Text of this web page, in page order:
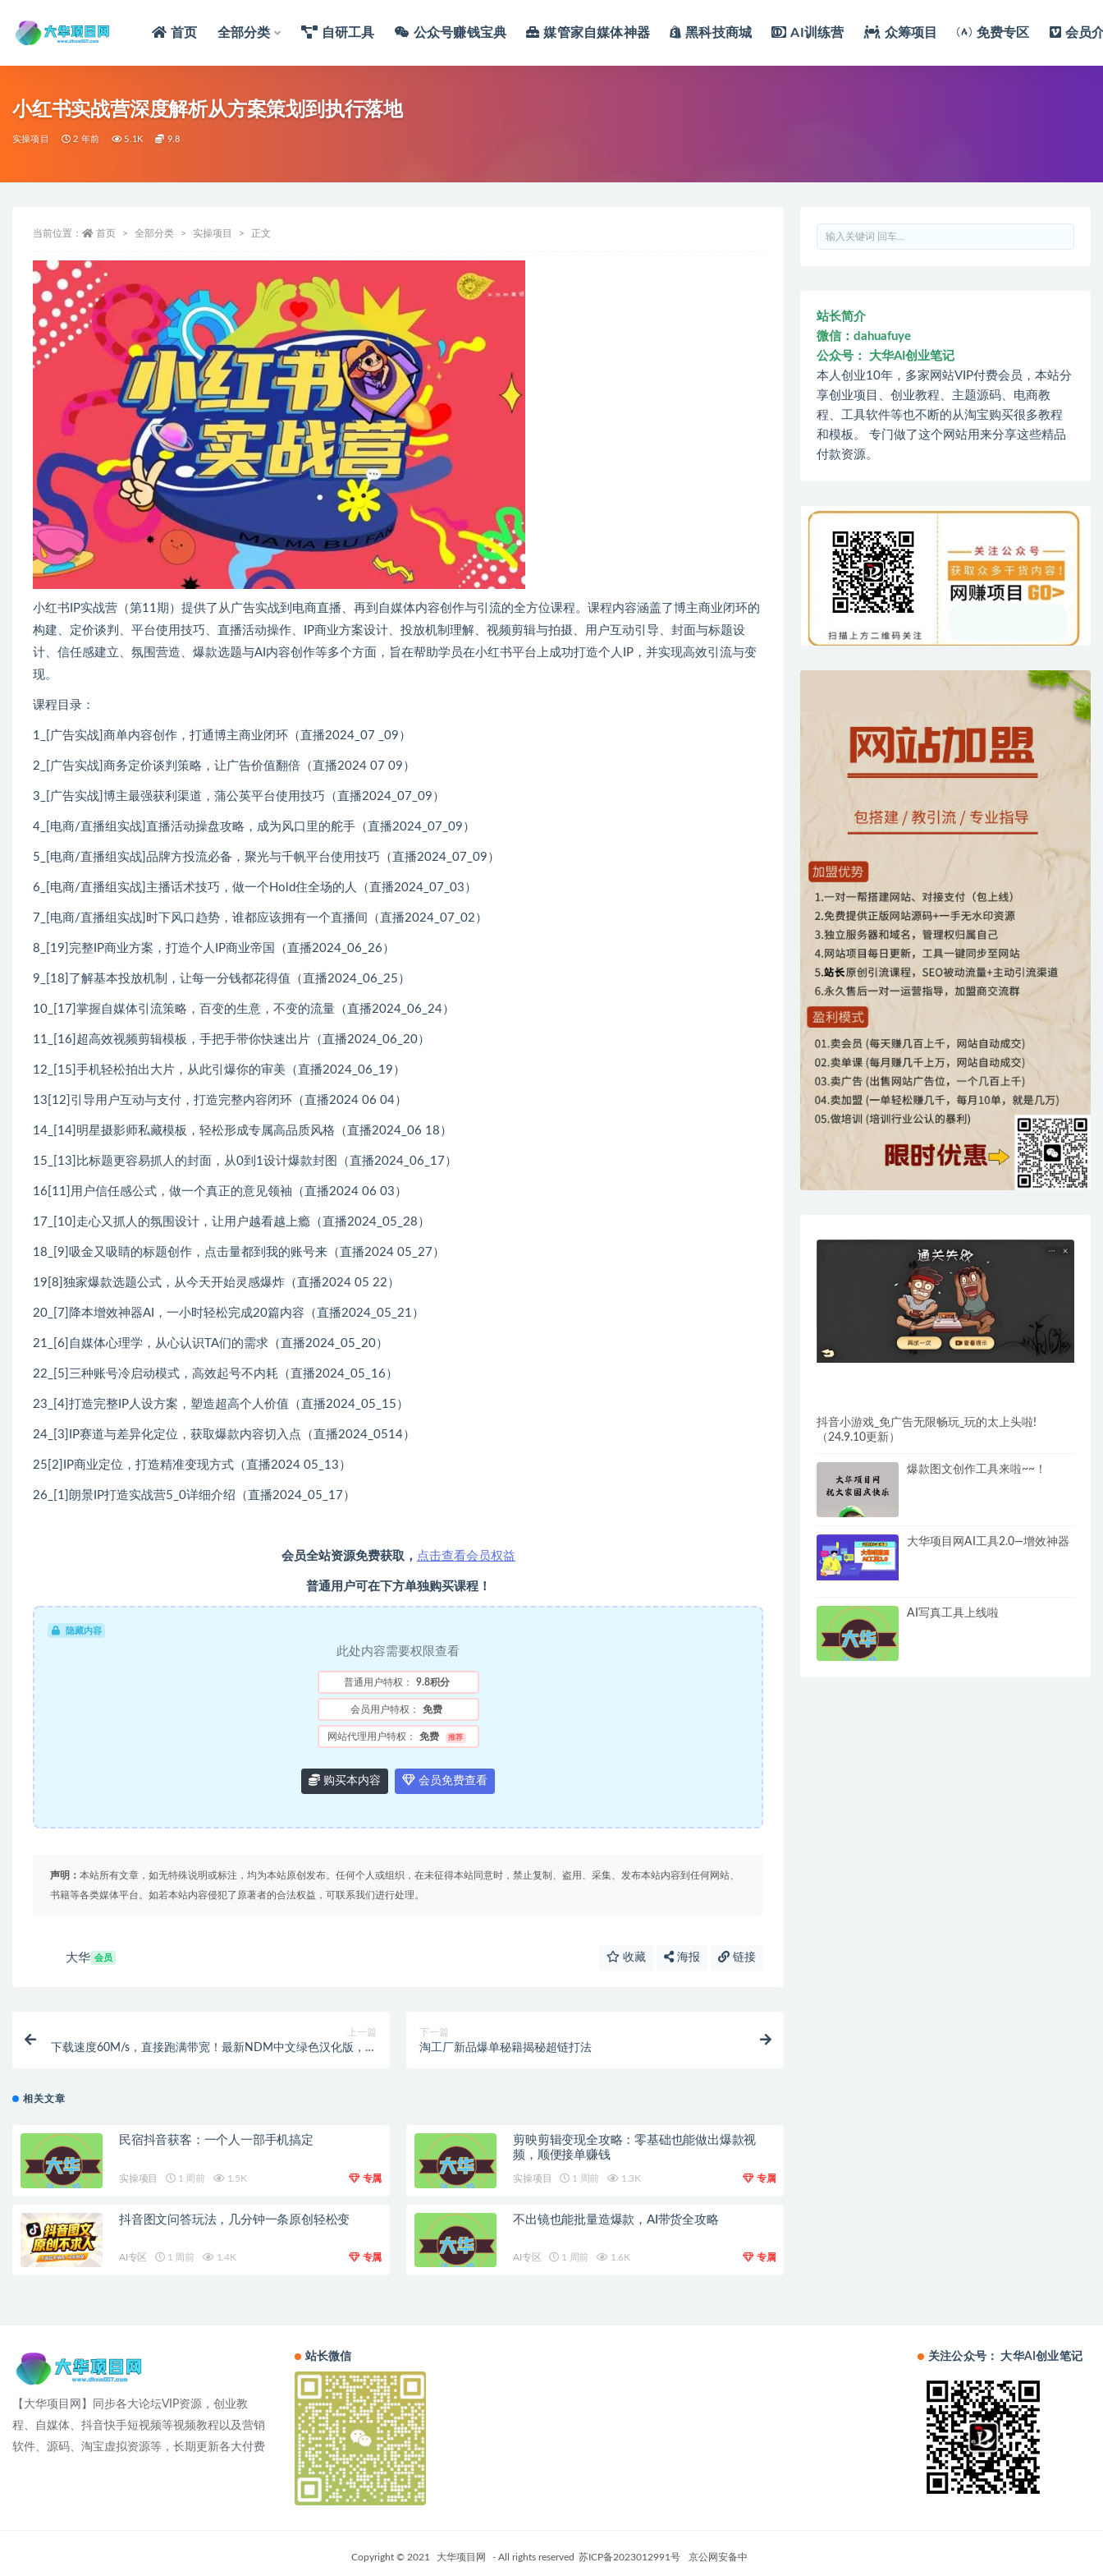
首页 全部分类 自研工具 公众号赚钱宝典 媒管家自媒体神器 黑科技商城 AI训练营 众筹项目 免费专区 会员
小红书实战营深度解析从方案策划到执行落地
实操项目 2 年前 5.1K 9.8
当前位置： 首页 全部分类 实操项目 正文
小红书IP实战营（第11期）提供了从广告实战到电商直播、再到自媒体内容创作与引流的全方位课程。课程内容涵盖了博主商业闭环的
构建、定价谈判、平台使用技巧、直播活动操作、IP商业方案设计、投放机制理解、视频剪辑与拍摄、用户互动引导、封面与标题设
计、信任感建立、氛围营造、爆款选题与AI内容创作等多个方面，旨在帮助学员在小红书平台上成功打造个人IP，并实现高效引流与变
现。
课程目录：
1_[广告实战]商单内容创作，打通博主商业闭环（直播2024_07 _09）
2_[广告实战]商务定价谈判策略，让广告价值翻倍（直播2024 07 09）
3_[广告实战]博主最强获利渠道，蒲公英平台使用技巧（直播2024_07_09）
4_[电商/直播组实战]直播活动操盘攻略，成为风口里的舵手（直播2024_07_09）
5_[电商/直播组实战]品牌方投流必备，聚光与千帆平台使用技巧（直播2024_07_09）
6_[电商/直播组实战]主播话术技巧，做一个Hold住全场的人（直播2024_07_03）
7_[电商/直播组实战]时下风口趋势，谁都应该拥有一个直播间（直播2024_07_02）
8_[19]完整IP商业方案，打造个人IP商业帝国（直播2024_06_26）
9_[18]了解基本投放机制，让每一分钱都花得值（直播2024_06_25）
10_[17]掌握自媒体引流策略，百变的生意，不变的流量（直播2024_06_24）
11_[16]超高效视频剪辑模板，手把手带你快速出片（直播2024_06_20）
12_[15]手机轻松拍出大片，从此引爆你的审美（直播2024_06_19）
13[12]引导用户互动与支付，打造完整内容闭环（直播2024 06 04）
14_[14]明星摄影师私藏模板，轻松形成专属高品质风格（直播2024_06 18）
15_[13]比标题更容易抓人的封面，从0到1设计爆款封图（直播2024_06_17）
16[11]用户信任感公式，做一个真正的意见领袖（直播2024 06 03）
17_[10]走心又抓人的氛围设计，让用户越看越上瘾（直播2024_05_28）
18_[9]吸金又吸睛的标题创作，点击量都到我的账号来（直播2024 05_27）
19[8]独家爆款选题公式，从今天开始灵感爆炸（直播2024 05 22）
20_[7]降本增效神器AI，一小时轻松完成20篇内容（直播2024_05_21）
21_[6]自媒体心理学，从心认识TA们的需求（直播2024_05_20）
22_[5]三种账号冷启动模式，高效起号不内耗（直播2024_05_16）
23_[4]打造完整IP人设方案，塑造超高个人价值（直播2024_05_15）
24_[3]IP赛道与差异化定位，获取爆款内容切入点（直播2024_0514）
25[2]IP商业定位，打造精准变现方式（直播2024 05_13）
26_[1]朗景IP打造实战营5_0详细介绍（直播2024_05_17）
会员全站资源免费获取， 点击查看会员权益
普通用户可在下方单独购买课程！
隐藏内容
此处内容需要权限查看
普通用户特权： 9.8积分
会员用户特权： 免费
网站代理用户特权： 免费 推荐
购买本内容 会员免费查看
声明： 本站所有文章，如无特殊说明或标注，均为本站原创发布。任何个人或组织，在未征得本站同意时，禁止复制、盗用、采集、发布本站内容到任何网站、
书籍等各类媒体平台。如若本站内容侵犯了原著者的合法权益，可联系我们进行处理。
大华 会员 收藏 海报 链接
上一篇
下载速度60M/s，直接跑满带宽！最新NDM中文绿色汉化版，内
下一篇
淘工厂新品爆单秘籍揭秘超链打法
相关文章
民宿抖音获客：一个人一部手机搞定
实操项目 1 周前 1.5K 专属
剪映剪辑变现全攻略：零基础也能做出爆款视
频，顺便接单赚钱
实操项目 1 周前 1.3K 专属
抖音图文问答玩法，几分钟一条原创轻松变
AI专区 1 周前 1.4K 专属
不出镜也能批量造爆款，AI带货全攻略
AI专区 1 周前 1.6K 专属
站长简介
微信：dahuafuye
公众号： 大华AI创业笔记
本人创业10年，多家网站VIP付费会员，本站分
享创业项目、创业教程、主题源码、电商教
程、工具软件等也不断的从淘宝购买很多教程
和模板。 专门做了这个网站用来分享这些精品
付款资源。
抖音小游戏_免广告无限畅玩_玩的太上头啦!
（24.9.10更新）
爆款图文创作工具来啦~~！
大华项目网AI工具2.0—增效神器
AI写真工具上线啦
【大华项目网】同步各大论坛VIP资源，创业教
程、自媒体、抖音快手短视频等视频教程以及营销
软件、源码、淘宝虚拟资源等，长期更新各大付费
站长微信 关注公众号： 大华AI创业笔记
Copyright © 2021 大华项目网 - All rights reserved 苏ICP备2023012991号 京公网安备中